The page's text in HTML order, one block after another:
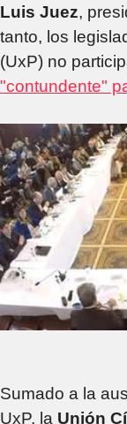
Luis Juez,
tanto, los
(UxP) no
"contundente"
Sumado a la
UxP, la Unión